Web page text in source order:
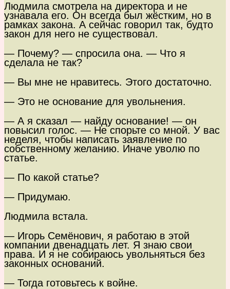
Людмила смотрела на директора и не
узнавала его. Он всегда был жёстким, но в
рамках закона. А сейчас говорил так, будто
закон для него не существовал.
— Почему? — спросила она. — Что я
сделала не так?
— Вы мне не нравитесь. Этого достаточно.
— Это не основание для увольнения.
— А я сказал — найду основание! — он
повысил голос. — Не спорьте со мной. У вас
неделя, чтобы написать заявление по
собственному желанию. Иначе уволю по
статье.
— По какой статье?
— Придумаю.
Людмила встала.
— Игорь Семёнович, я работаю в этой
компании двенадцать лет. Я знаю свои
права. И я не собираюсь увольняться без
законных оснований.
— Тогда готовьтесь к войне.